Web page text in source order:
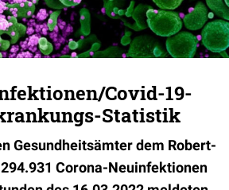
Covid-19-
Statistik
Gesundheitsämter dem Robert-
Corona-Neuinfektionen